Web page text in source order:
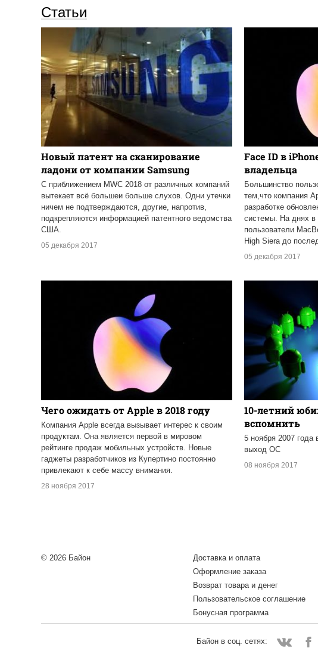
Статьи
Новый патент на сканирование
ладони от компании Samsung
С приближением MWC 2018 от различных компаний
вытекает всё большеи больше слухов. Одни утечки
ничем не подтверждаются, другие, напротив,
подкрепляются информацией патентного ведомства
США.
05 декабря 2017
Face ID в
владельца
Большинство
тем,что компания
разработке
системы. На днях в
пользователи
High Siera до
05 декабря 2017
Чего ожидать от Apple в 2018 году
Компания Apple всегда вызывает интерес к своим
продуктам. Она является первой в мировом
рейтинге продаж мобильных устройств. Новые
гаджеты разработчиков из Купертино постоянно
привлекают к себе массу внимания.
28 ноября 2017
10-летний
вспомнить
5 ноября 2007 года
выход ОС
08 ноября 2017
© 2026 Байон
Доставка и оплата
Оформление заказа
Возврат товара и денег
Пользовательское соглашение
Бонусная программа
Байон в соц. сетях: